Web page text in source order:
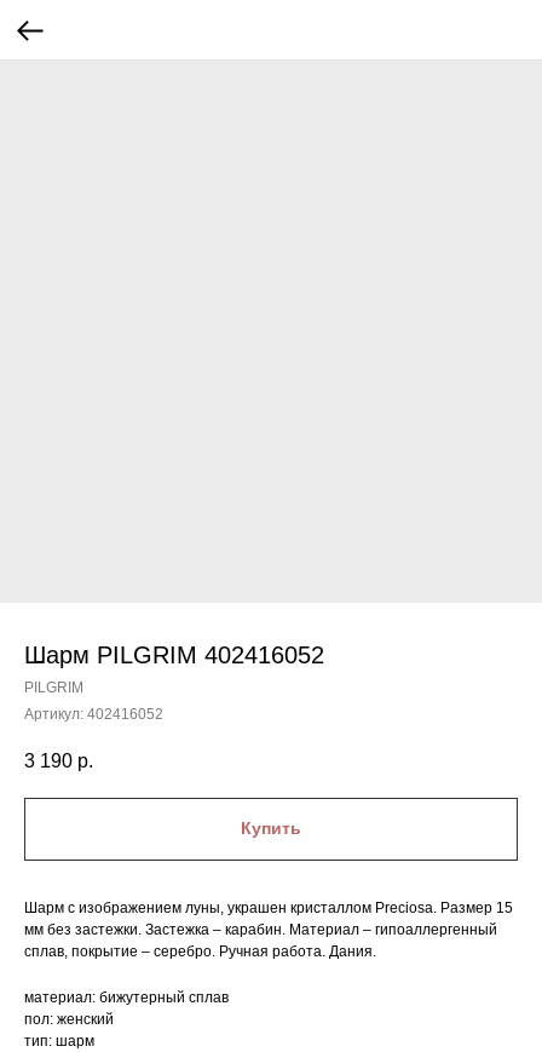
Шарм PILGRIM 402416052
PILGRIM
Артикул: 402416052
3 190 р.
Купить
Шарм с изображением луны, украшен кристаллом Preciosa. Размер 15
мм без застежки. Застежка – карабин. Материал – гипоаллергенный
сплав, покрытие – серебро. Ручная работа. Дания.
материал: бижутерный сплав
пол: женский
тип: шарм